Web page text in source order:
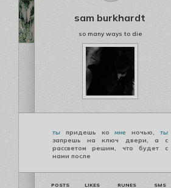
sam burkhardt
so many ways to die
ты придешь комне ночью,ты
запрешь на ключ двери, а с
рассветом решим, что будет с
нами после